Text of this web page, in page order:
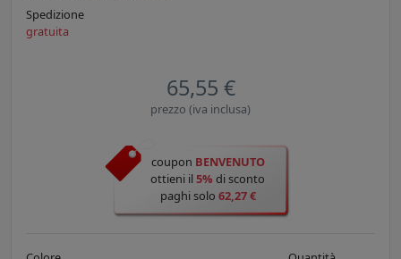
Spedizione
gratuita
65,55 €
prezzo (iva inclusa)
coupon BENVENUTO
ottieni il5% di sconto
paghi solo 62,27 €